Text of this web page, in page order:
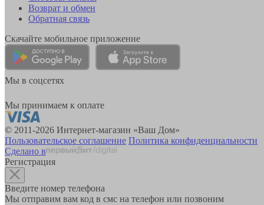
Возврат и обмен
Обратная связь
Скачайте мобильное приложение
Мы в соцсетях
Мы принимаем к оплате
© 2011-2026 Интернет-магазин «Ваш Дом»
Пользовательское соглашение Политика конфиденциальности
Сделано в
Регистрация
Введите номер телефона
Мы отправим вам код в смс на телефон или позвоним